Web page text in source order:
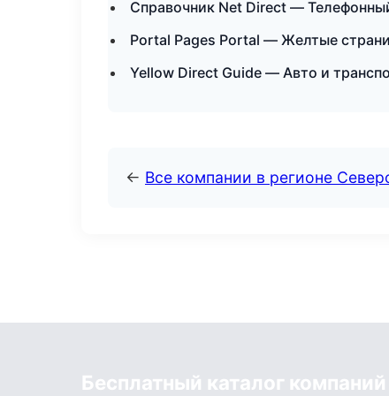
Справочник Net Direct —
Portal Pages Portal — Желтые
Yellow Direct Guide — Авто и
← Все компании в регионе
Бесплатный каталог компаний